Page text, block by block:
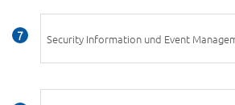
Security Information und Event